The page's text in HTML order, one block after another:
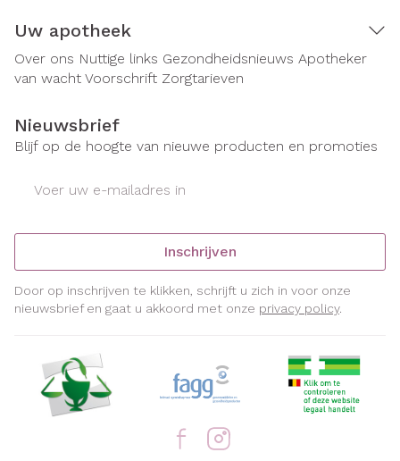
Uw apotheek
Over ons Nuttige links Gezondheidsnieuws Apotheker
van wacht Voorschrift Zorgtarieven
Nieuwsbrief
Blijf op de hoogte van nieuwe producten en promoties
Inschrijven
Door op inschrijven te klikken, schrijft u zich in voor onze
nieuwsbrief en gaat u akkoord met onze privacy policy.